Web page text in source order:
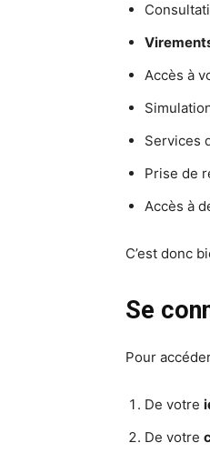
Accès à
Services
Prise de
Accès à
C’est donc
Se
Pour
De votre
De votre